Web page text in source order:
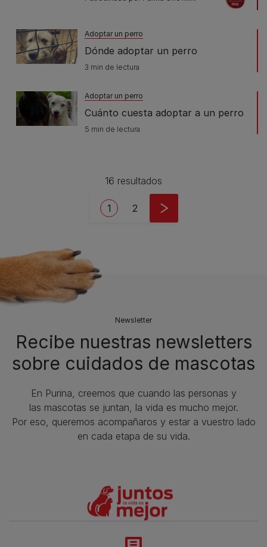
Adoptar un perro
Dónde adoptar un perro
3 min de lectura
Adoptar un perro
Cuánto cuesta adoptar a un perro
5 min de lectura
16 resultados
Current page
1 Page
2
Newsletter
Recibe nuestras newsletters
sobre cuidados de mascotas​
En Purina, creemos que cuando las personas y
las mascotas se juntan, la vida es mucho mejor.
Por eso, queremos acompañaros y estar a vuestro lado
en cada etapa de su vida.​